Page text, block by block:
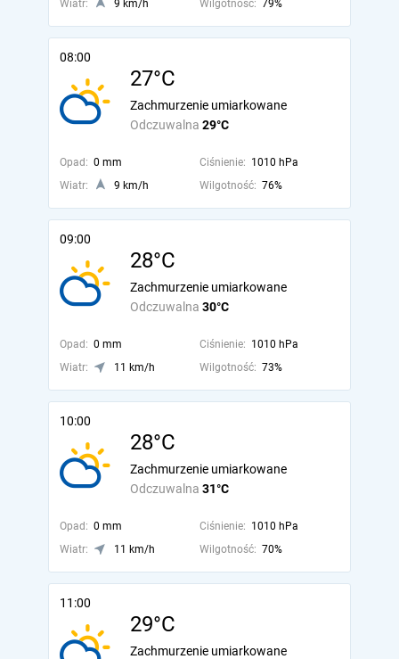
Wiatr: 9 km/h Wilgotność: 79%
08:00
27°C
Odczuwalna 29°C
Zachmurzenie umiarkowane
Opad: 0 mm Ciśnienie: 1010 hPa
Wiatr:
9 km/h Wilgotność: 76%
09:00
28°C
Odczuwalna 30°C
Zachmurzenie umiarkowane
Opad: 0 mm Ciśnienie: 1010 hPa
Wiatr:
11 km/h Wilgotność: 73%
10:00
28°C
Odczuwalna 31°C
Zachmurzenie umiarkowane
Opad: 0 mm Ciśnienie: 1010 hPa
Wiatr:
11 km/h Wilgotność: 70%
11:00
29°C
Zachmurzenie umiarkowane